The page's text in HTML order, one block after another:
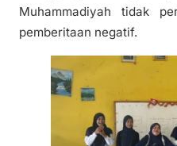
Muhammadiyah tidak
pemberitaan negatif.